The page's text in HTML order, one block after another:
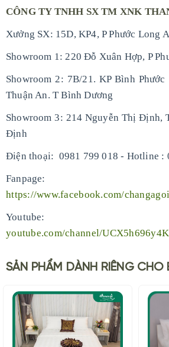
CÔNG TY TNHH SX TM XNK
Xưởng SX: 15D, KP4, P Phước Long
Showroom 1: 220 Đỗ Xuân Hợp, P
Showroom 2: 7B/21. KP Bình
Thuận An. T Bình Dương
Showroom 3: 214 Nguyễn Thị Định,
Định
Điện thoại: 0981 799 018- Hotline :
Fanpage:
https://www.facebook.com/
Youtube:
youtube.com/channel/
SẢN PHẨM DÀNH RIÊNG CHO